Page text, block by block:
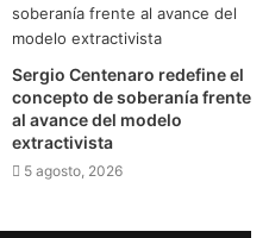
Sergio Centenaro redefine el
concepto de soberanía frente
al avance del modelo
extractivista
5 agosto, 2026